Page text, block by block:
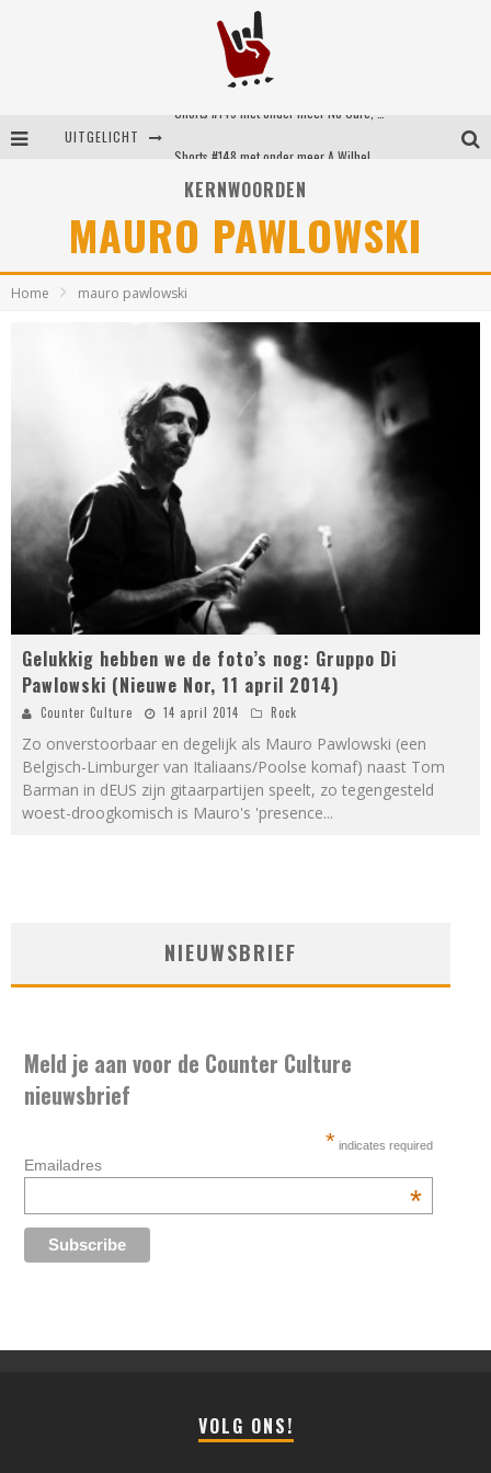
UITGELICHT
Britse emorockers van Basement maken tweede comeback met het indrukwekkende ‘Wired’
KERNWOORDEN
MAURO PAWLOWSKI
Home mauro pawlowski
Gelukkig hebben we de foto’s nog: Gruppo Di
Pawlowski (Nieuwe Nor, 11 april 2014)
Counter Culture 14 april 2014 Rock
Zo onverstoorbaar en degelijk als Mauro Pawlowski (een
Belgisch-Limburger van Italiaans/Poolse komaf) naast Tom
Barman in dEUS zijn gitaarpartijen speelt, zo tegengesteld
woest-droogkomisch is Mauro's 'presence...
NIEUWSBRIEF
Meld je aan voor de Counter Culture
nieuwsbrief
* indicates required
Emailadres
*
VOLG ONS!